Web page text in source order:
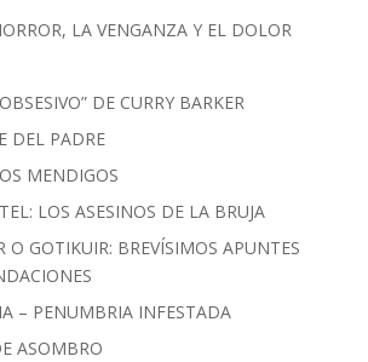
LA VENGANZA Y EL DOLOR
DE CURRY BARKER
DEL PADRE
MENDIGOS
LOS ASESINOS DE LA BRUJA
O GOTIKUIR: BREVÍSIMOS APUNTES
– PENUMBRIA INFESTADA
ASOMBRO